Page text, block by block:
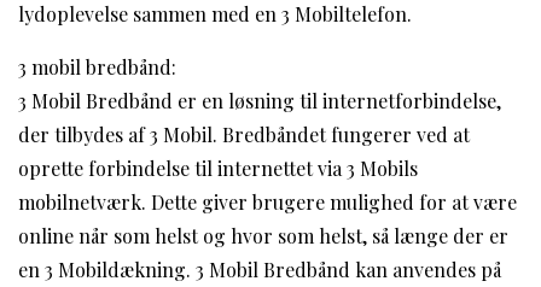
lydoplevelse sammen med en 3 Mobiltelefon.
3 mobil bredbånd:
3 Mobil Bredbånd er en løsning til internetforbindelse,
der tilbydes af 3 Mobil. Bredbåndet fungerer ved at
oprette forbindelse til internettet via 3 Mobils
mobilnetværk. Dette giver brugere mulighed for at være
online når som helst og hvor som helst, så længe der er
en 3 Mobildækning. 3 Mobil Bredbånd kan anvendes på